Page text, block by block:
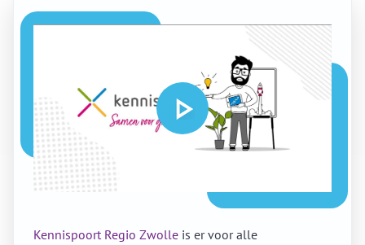
Kennispoort Regio Zwolle is er voor alle